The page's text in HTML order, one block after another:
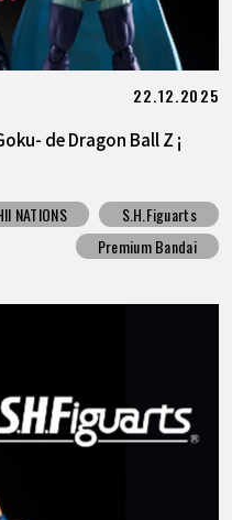
22.12.2025
de Dragon Ball Z ¡
NATIONS
S.H.Figuarts
Premium Bandai